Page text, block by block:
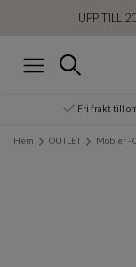
UPP TILL
Sök
Fri frakt till
Hem OUTLET Möbler -